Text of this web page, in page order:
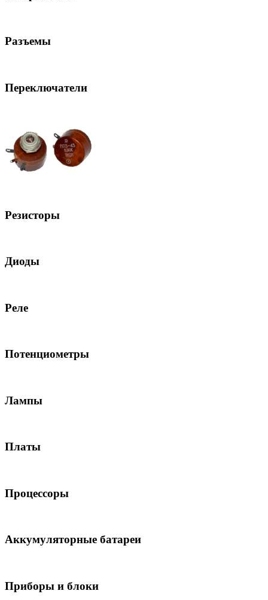
Разъемы
Переключатели
Резисторы
Диоды
Реле
Потенциометры
Лампы
Платы
Процессоры
Аккумуляторные батареи
Приборы и блоки